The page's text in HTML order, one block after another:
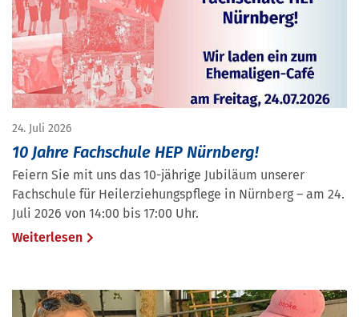
24. Juli 2026
10 Jahre Fachschule HEP Nürnberg!
Feiern Sie mit uns das 10-jährige Jubiläum unserer
Fachschule für Heilerziehungspflege in Nürnberg – am 24.
Juli 2026 von 14:00 bis 17:00 Uhr.
Weiterlesen